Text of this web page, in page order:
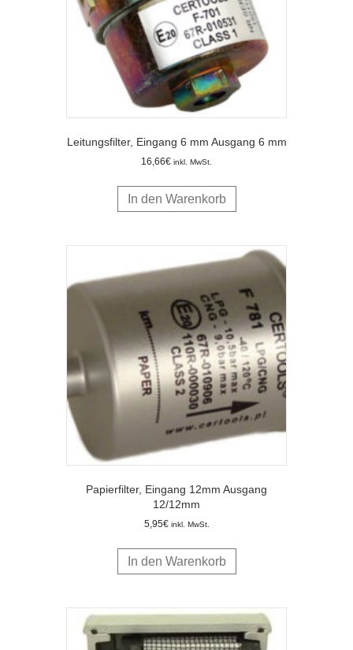
Leitungsfilter, Eingang 6 mm Ausgang 6 mm
16,66€ inkl. MwSt.
In den Warenkorb
Papierfilter, Eingang 12mm Ausgang
12/12mm
5,95€ inkl. MwSt.
In den Warenkorb